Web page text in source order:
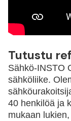
Tutustu
Sähkö-INSTO
sähköliike.
40 henkilöä ja
mukaan